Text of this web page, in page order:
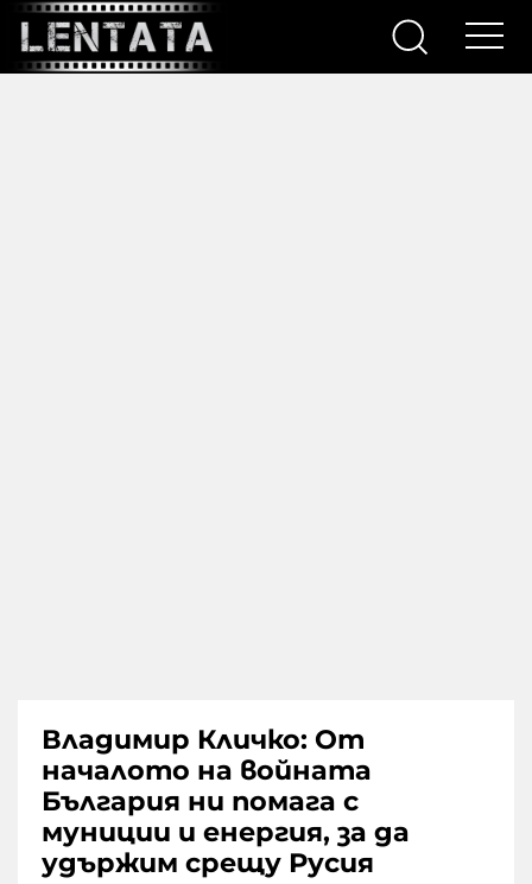
Владимир Кличко: От
началото на войната
България ни помага с
муниции и енергия, за да
удържим срещу Русия